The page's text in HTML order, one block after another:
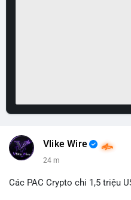
Vlike Wire
24 m
Các PAC Crypto chi 1,5 triệu